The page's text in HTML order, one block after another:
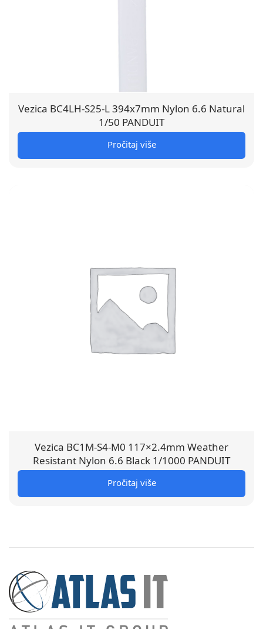
Vezica BC4LH-S25-L 394x7mm Nylon 6.6 Natural
1/50 PANDUIT
Pročitaj više
Vezica BC1M-S4-M0 117×2.4mm Weather
Resistant Nylon 6.6 Black 1/1000 PANDUIT
Pročitaj više